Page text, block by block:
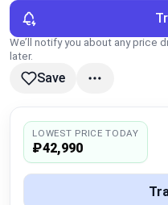
Blog
Compare
Plans & Pricing
Log in
We’ll notify you about any price
later.
Save
LOWEST PRICE TODAY
₽42,990